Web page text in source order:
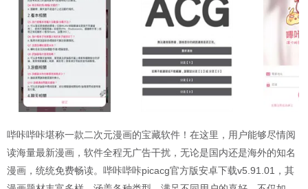
哔咔哔咔堪称一款二次元漫画的宝藏软件！在这里，用户能够尽情阅
读海量最新漫画，软件全程无广告干扰，无论是国内还是海外的知名
漫画，统统免费畅读。哔咔哔咔picacg官方版安卓下载v5.91.01，其